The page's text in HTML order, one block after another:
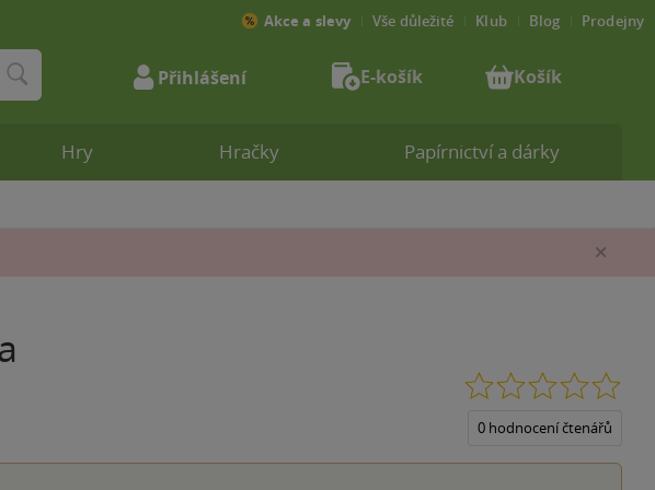
0 hodnocení čtenářů
Hry Hračky Papírnictví a dárky
Akce a slevy Vše důležité Klub Blog Prodejny
Přihlášení E-košík Košík